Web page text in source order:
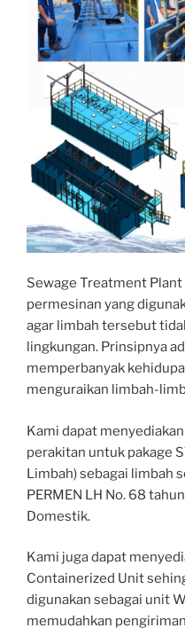
Sewage Treatment Plant
permesinan yang
agar limbah tersebut
lingkungan. Prinsipnya
memperbanyak
menguraikan limbah-
Kami dapat
perakitan untuk pakage
Limbah) sebagai limbah
PERMEN LH No. 68
Domestik.
Kami juga dapat
Containerized Unit
digunakan sebagai unit
memudahkan